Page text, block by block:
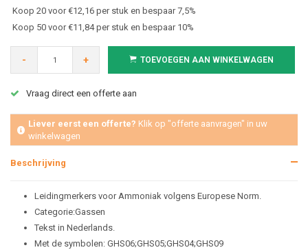
Koop 20 voor €12,16 per stuk en bespaar 7,5%
Koop 50 voor €11,84 per stuk en bespaar 10%
- + TOEVOEGEN AAN WINKELWAGEN
Vraag direct een offerte aan
Liever eerst een offerte? Klik op "offerte aanvragen" in uw
winkelwagen
Beschrijving
Leidingmerkers voor Ammoniak volgens Europese Norm.
Categorie:Gassen
Tekst in Nederlands.
Met de symbolen: GHS06;GHS05;GHS04;GHS09